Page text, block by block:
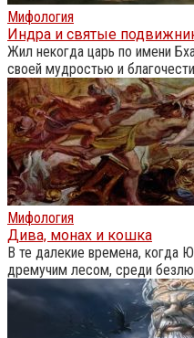
Мифология
Индра и святые
Жил некогда царь по имени
своей мудростью и
Мифология
Дива, монах и кошка
В те далекие времена, когда
дремучим лесом, среди